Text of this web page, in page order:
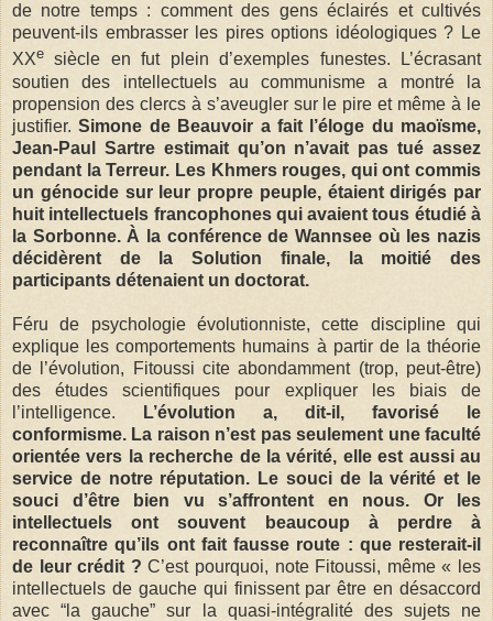
de notre temps : comment des gens éclairés et cultivés
peuvent-ils embrasser les pires options idéologiques ? Le
XXe siècle en fut plein d’exemples funestes. L’écrasant
soutien des intellectuels au communisme a montré la
propension des clercs à s’aveugler sur le pire et même à le
justifier.Simone de Beauvoir a fait l’éloge du maoïsme,
Jean-Paul Sartre estimait qu’on n’avait pas tué assez
pendant la Terreur. Les Khmers rouges, qui ont commis
un génocide sur leur propre peuple, étaient dirigés par
huit intellectuels francophones qui avaient tous étudié à
la Sorbonne. À la conférence de Wannsee où les nazis
décidèrent de la Solution finale, la moitié des
participants détenaient un doctorat.
Féru de psychologie évolutionniste, cette discipline qui
explique les comportements humains à partir de la théorie
de l’évolution, Fitoussi cite abondamment (trop, peut-être)
des études scientifiques pour expliquer les biais de
l’intelligence.
L’évolution a, dit-il, favorisé le
conformisme. La raison n’est pas seulement une faculté
orientée vers la recherche de la vérité, elle est aussi au
service de notre réputation. Le souci de la vérité et le
souci d’être bien vu s’affrontent en nous. Or les
intellectuels ont souvent beaucoup à perdre à
reconnaître qu’ils ont fait fausse route : que resterait-il
de leur crédit ? C’est pourquoi, note Fitoussi, même « les
intellectuels de gauche qui finissent par être en désaccord
avec “la gauche” sur la quasi-intégralité des sujets ne